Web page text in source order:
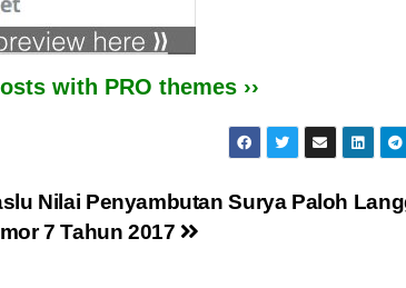
with PRO themes ››
Nilai Penyambutan Surya Paloh
7 Tahun 2017